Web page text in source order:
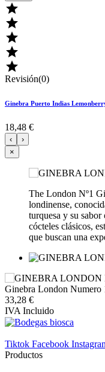





Revisión(0)
Ginebra Puerto Indias
18,48 €
‹
›
×
The London Nº1
londinense,
turquesa y su
cócteles clásicos,
que buscan una
Ginebra London Numero
33,28 €
IVA Incluido
Tiktok Facebook
Productos